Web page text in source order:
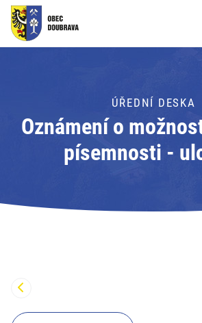
OBECNÍ ÚŘAD
PRO OBČANY
Formuláře ke stažení
PRO TURISTY
ÚŘEDNÍ DESKA
Oznámení o
písemnosti -
úřad